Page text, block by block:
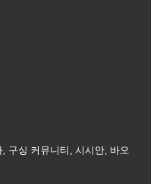
구싱 커뮤니티, 시시안, 바오